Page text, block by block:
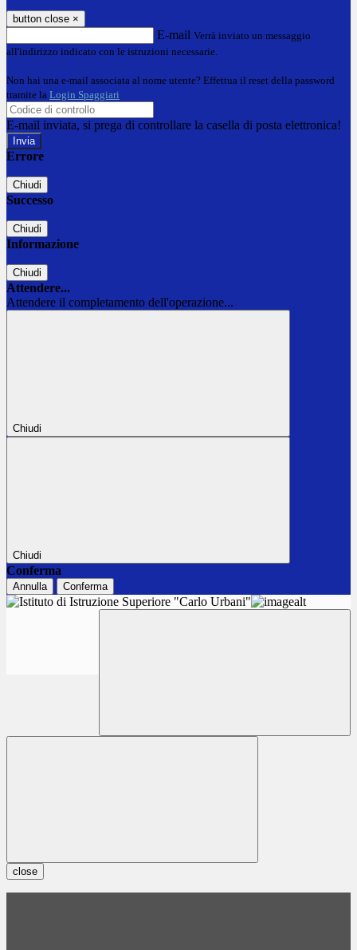
button close ×
E-mail Verrà inviato un messaggio
all'indirizzo indicato con le istruzioni necessarie.
Non hai una e-mail associata al nome utente? Effettua il reset della password
tramite la Login Spaggiari
E-mail inviata, si prega di controllare la casella di posta elettronica!
Errore
Chiudi
Successo
Chiudi
Informazione
Chiudi
Attendere...
Attendere il completamento dell'operazione...
Chiudi
Chiudi
Conferma
Annulla Conferma
close